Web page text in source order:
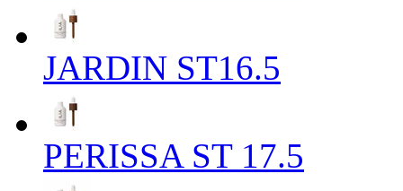
JARDIN ST16.5
PERISSA ST 17.5